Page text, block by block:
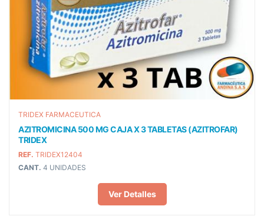
TRIDEX FARMACEUTICA
AZITROMICINA 500 MG CAJA X 3 TABLETAS (AZITROFAR)
TRIDEX
REF. TRIDEX12404
CANT. 4 UNIDADES
Ver Detalles